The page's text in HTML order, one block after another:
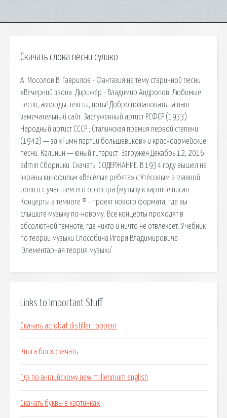
Скачать слова песни сулико
А. Мосолов В. Гаврилов - Фантазия на тему старинной песни
«Вечерний звон». Дирижёр - Владимир Андропов. Любимые
песни, аккорды, тексты, ноты! Добро пожаловать на наш
замечательный сайт. Заслуженный артист РСФСР (1933)
Народный артист СССР ; Сталинская премия первой степени
(1942) — за «Гимн партии большевиков» и красноармейские
песни. Калинин — юный гитарист. Загружен Декабрь 12, 2016
admin Сборники. Скачать. СОДЕРЖАНИЕ. В 1934 году вышел на
экраны кинофильм «Весёлые ребята» с Утёсовым в главной
роли и с участием его оркестра (музыку к картине писал.
Концерты в темноте ® - проект нового формата, где вы
слышите музыку по-новому. Все концерты проходят в
абсолютной темноте, где никто и ничто не отвлекает. Учебник
по теории музыки Способина Игоря Владимировича
'Элементарная теория музыки'
Links to Important Stuff
Скачать acrobat distiller торрент
Книга босх скачать
Гдз по английскому new millennium english
Скачать буквы в картинках